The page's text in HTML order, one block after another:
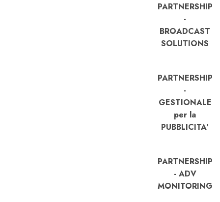
PARTNERSHIP
-
BROADCAST
SOLUTIONS
PARTNERSHIP
-
GESTIONALE
per la
PUBBLICITA'
PARTNERSHIP
- ADV
MONITORING